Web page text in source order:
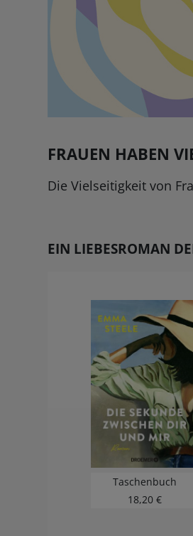
FRAUEN HABEN
Die Vielseitigkeit von
EIN LIEBESROMAN
Taschenbuch
18,20 €